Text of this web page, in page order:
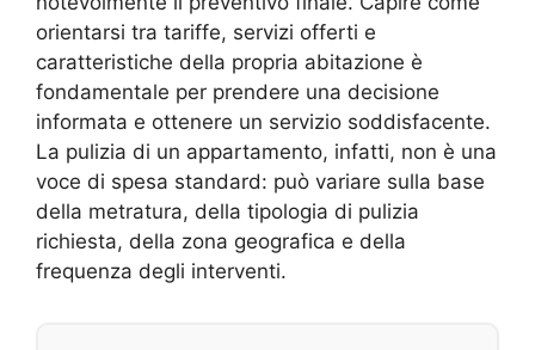
orientarsi tra tariffe, servizi offerti e
caratteristiche della propria abitazione è
fondamentale per prendere una decisione
informata e ottenere un servizio soddisfacente.
La pulizia di un appartamento, infatti, non è una
voce di spesa standard: può variare sulla base
della metratura, della tipologia di pulizia
richiesta, della zona geografica e della
frequenza degli interventi.